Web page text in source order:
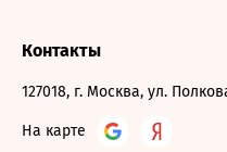
Контакты
127018, г. Москва, ул.
На карте